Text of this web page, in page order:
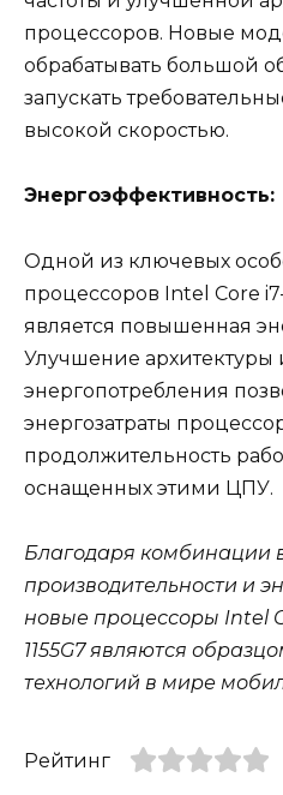
процессоров. Новые
обрабатывать большой
запускать
высокой скоростью.
Энергоэффективность:
Одной из ключевых
процессоров Intel Core i7-
является повышенная
Улучшение архитектуры
энергопотребления
энергозатраты
продолжительность
оснащенных этими ЦПУ.
Благодаря комбинации
производительности и
новые процессоры Intel
1155G7 являются
технологий в мире
Рейтинг